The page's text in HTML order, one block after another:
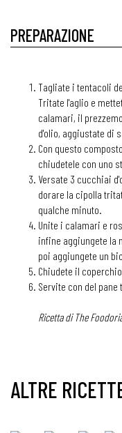
PREPARAZIONE
Tagliate i tentacoli
Tritate l'aglio e
calamari, il
d'olio, aggiustate di
Con questo
chiudetele con uno
Versate 3 cucchiai
dorare la cipolla
qualche minuto.
Unite i calamari e
infine aggiungete la
poi aggiungete un
Chiudete il
Servite con del pane
Ricetta di The
ALTRE